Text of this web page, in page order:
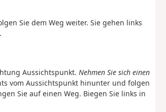
Sie dem Weg weiter. Sie gehen links
Aussichtspunkt. Nehmen Sie sich einen
vom Aussichtspunkt hinunter und folgen
Sie auf einen Weg. Biegen Sie links in